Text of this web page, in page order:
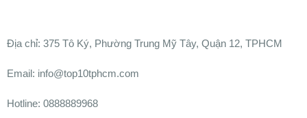
Ðịa chỉ: 375 Tô Ký, Phường Trung Mỹ Tây, Quận 12, TPHCM
Email: info@top10tphcm.com
Hotline: 0888889968